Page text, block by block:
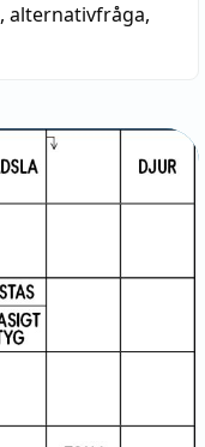
, alternativfråga,